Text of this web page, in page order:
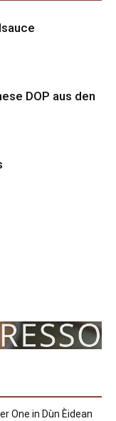
DOP aus den
One in Dùn Èidean